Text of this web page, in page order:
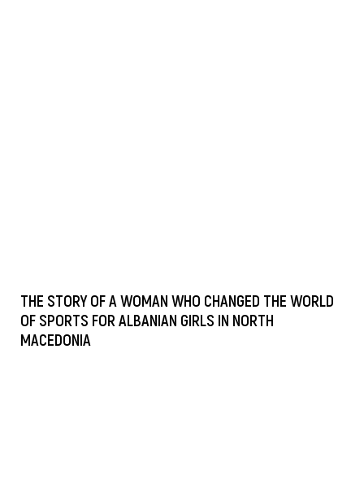
THE STORY OF A WOMAN WHO CHANGED THE WORLD
OF SPORTS FOR ALBANIAN GIRLS IN NORTH
MACEDONIA